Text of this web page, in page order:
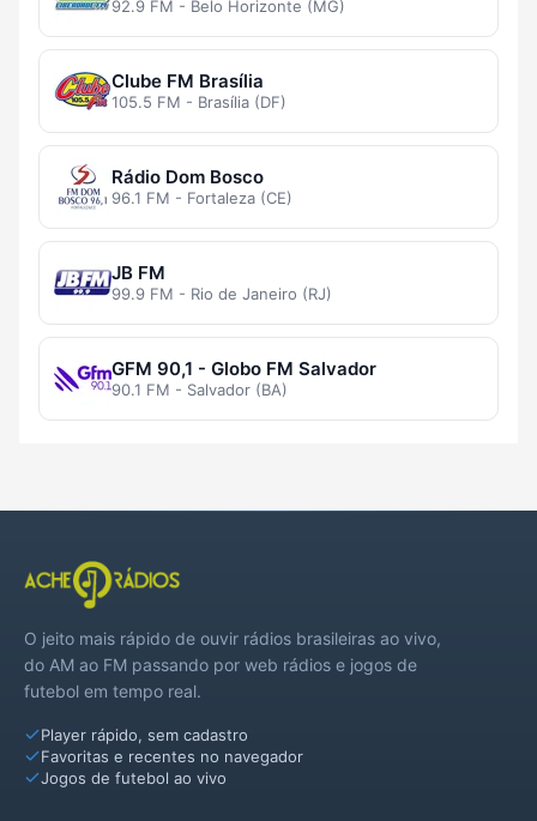
92.9 FM - Belo Horizonte (MG)
Clube FM Brasília
105.5 FM - Brasília (DF)
Rádio Dom Bosco
96.1 FM - Fortaleza (CE)
JB FM
99.9 FM - Rio de Janeiro (RJ)
GFM 90,1 - Globo FM Salvador
90.1 FM - Salvador (BA)
O jeito mais rápido de ouvir rádios brasileiras ao vivo,
do AM ao FM passando por web rádios e jogos de
futebol em tempo real.
Player rápido, sem cadastro
Favoritas e recentes no navegador
Jogos de futebol ao vivo